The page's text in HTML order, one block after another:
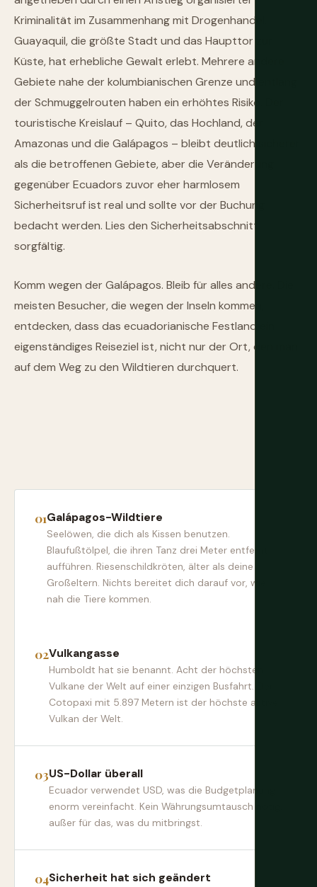
Kriminalität im Zusammenhang mit Drogenhandel.
Guayaquil, die größte Stadt und das Haupttor zur
Küste, hat erhebliche Gewalt erlebt. Mehrere andere
Gebiete nahe der kolumbianischen Grenze und entlang
der Schmuggelrouten haben ein erhöhtes Risiko. Der
touristische Kreislauf – Quito, das Hochland, der
Amazonas und die Galápagos – bleibt deutlich sicherer
als die betroffenen Gebiete, aber die Veränderung
gegenüber Ecuadors zuvor eher harmlosem
Sicherheitsruf ist real und sollte vor der Buchung
bedacht werden. Lies den Sicherheitsabschnitt
sorgfältig.
Komm wegen der Galápagos. Bleib für alles andere. Die
meisten Besucher, die wegen der Inseln kommen,
entdecken, dass das ecuadorianische Festland ein
eigenständiges Reiseziel ist, nicht nur der Ort, den man
auf dem Weg zu den Wildtieren durchquert.
Galápagos-Wildtiere
Seelöwen, die dich als Kissen benutzen.
Blaufußtölpel, die ihren Tanz drei Meter entfernt
aufführen. Riesenschildkröten, älter als deine
Großeltern. Nichts bereitet dich darauf vor, wie
nah die Tiere kommen.
Vulkangasse
Humboldt hat sie benannt. Acht der höchsten
Vulkane der Welt auf einer einzigen Busfahrt. Der
Cotopaxi mit 5.897 Metern ist der höchste aktive
Vulkan der Welt.
US-Dollar überall
Ecuador verwendet USD, was die Budgetplanung
enorm vereinfacht. Kein Währungsumtausch nötig,
außer für das, was du mitbringst.
Sicherheit hat sich geändert